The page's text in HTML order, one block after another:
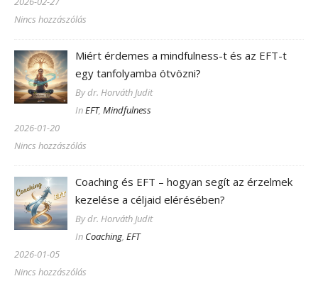
Nincs hozzászólás
Miért érdemes a mindfulness-t és az EFT-t
egy tanfolyamba ötvözni?
By dr. Horváth Judit
InEFT,Mindfulness
2026-01-20
Nincs hozzászólás
Coaching és EFT – hogyan segít az érzelmek
kezelése a céljaid elérésében?
By dr. Horváth Judit
In Coaching,EFT
2026-01-05
Nincs hozzászólás